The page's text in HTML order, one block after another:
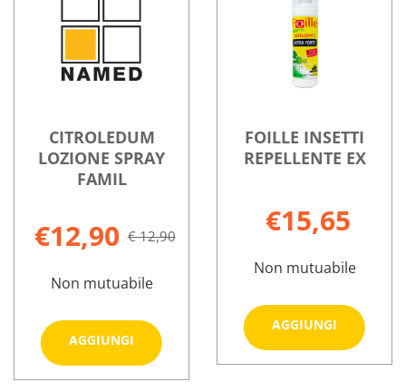
ZANZARE
CUSCINETTI
FAMILY
SPRAY
75ML
CITROLEDUM
LOZIONE SPRAY
FAMIL
€12,90 € 12,90
Non mutuabile
AGGIUNGI
Aggiungi CITROLEDUM
LOZIONE
SPRAY
FOILLE INSETTI
REPELLENTE EX
€15,65
Non mutuabile
AGGIUNGI
Aggiungi
INSETTI